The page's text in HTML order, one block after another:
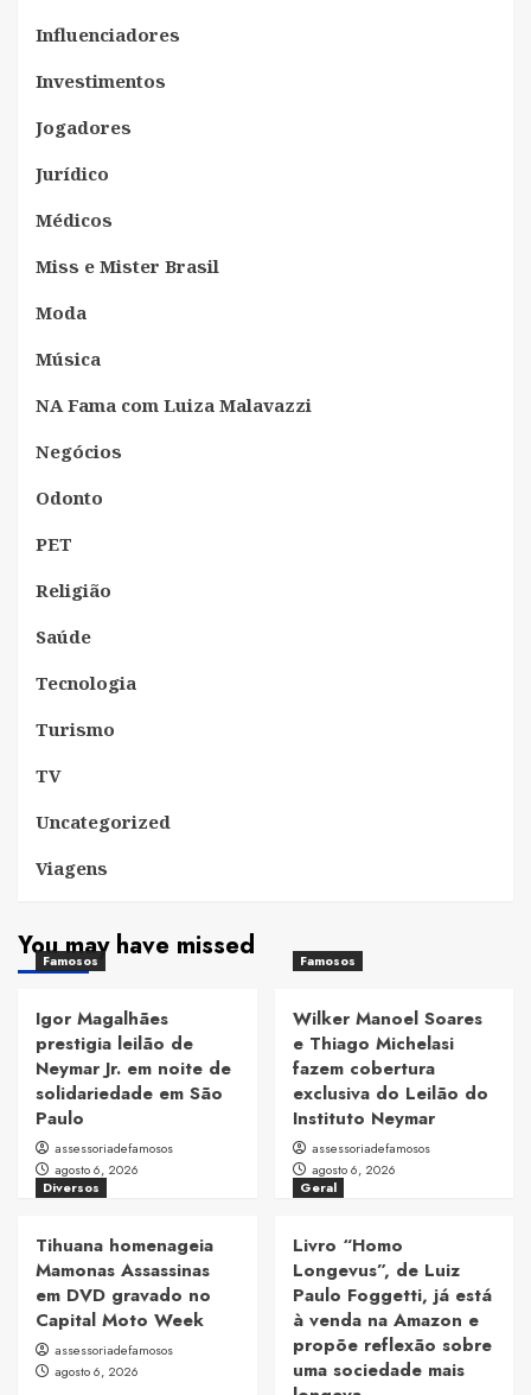
Influenciadores
Investimentos
Jogadores
Jurídico
Médicos
Miss e Mister Brasil
Moda
Música
NA Fama com Luiza Malavazzi
Negócios
Odonto
PET
Religião
Saúde
Tecnologia
Turismo
TV
Uncategorized
Viagens
You may have missed
Famosos
Igor Magalhães
prestigia leilão de
Neymar Jr. em noite de
solidariedade em São
Paulo
assessoriadefamosos
agosto 6, 2026
Famosos
Wilker Manoel Soares
e Thiago Michelasi
fazem cobertura
exclusiva do Leilão do
Instituto Neymar
assessoriadefamosos
agosto 6, 2026
Diversos
Tihuana homenageia
Mamonas Assassinas
em DVD gravado no
Capital Moto Week
assessoriadefamosos
agosto 6, 2026
Geral
Livro “Homo
Longevus”, de Luiz
Paulo Foggetti, já está
à venda na Amazon e
propõe reflexão sobre
uma sociedade mais